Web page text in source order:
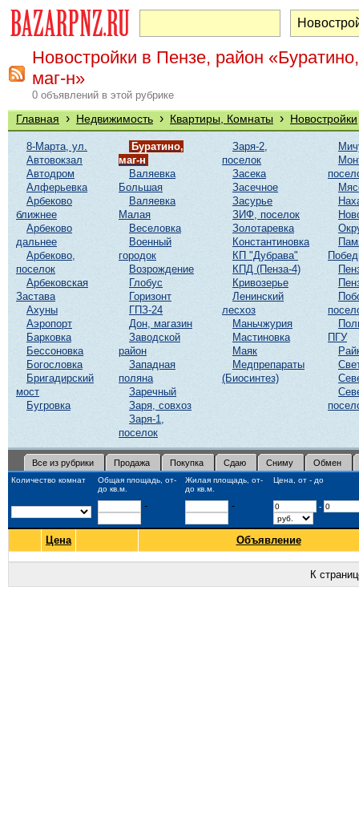
Новостройки в Пензе, район «Буратино,
маг-н»
0 объявлений в этой рубрике
Главная › Недвижимость › Квартиры, Комнаты › Новостройки
8-Марта, ул.
Автовокзал
Автодром
Алферьевка
Арбеково
ближнее
Арбеково
дальнее
Арбеково,
поселок
Арбековская
Застава
Ахуны
Аэропорт
Барковка
Бессоновка
Богословка
Бригадирский
мост
Бугровка
Буратино,
маг-н
Валяевка
Большая
Валяевка
Малая
Веселовка
Военный
городок
Возрождение
Глобус
Горизонт
ГПЗ-24
Дон, магазин
Заводской
район
Западная
поляна
Заречный
Заря, совхоз
Заря-1,
поселок
Заря-2,
поселок
Засека
Засечное
Засурье
ЗИФ, поселок
Золотаревка
Константиновка
КП "Дубрава"
КПД (Пенза-4)
Кривозерье
Ленинский
лесхоз
Маньчжурия
Мастиновка
Маяк
Медпрепараты
(Биосинтез)
ПГУ
Все из рубрики Продажа Покупка Сдаю Сниму Обмен
Количество комнат
Общая площадь, от-
до кв.м.
Жилая площадь, от-
до кв.м.
Цена, от - до
- - -
Цена Объявление
К